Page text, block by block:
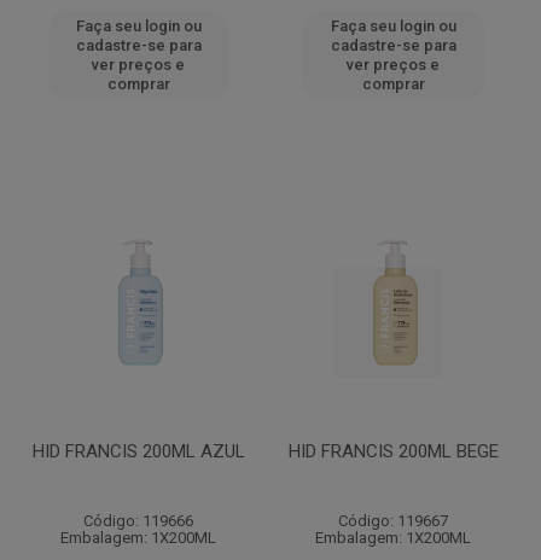
Faça seu login ou
cadastre-se para
ver preços e
comprar
Faça seu login ou
cadastre-se para
ver preços e
comprar
HID FRANCIS 200ML AZUL
Código: 119666
Embalagem: 1X200ML
HID FRANCIS 200ML BEGE
Código: 119667
Embalagem: 1X200ML